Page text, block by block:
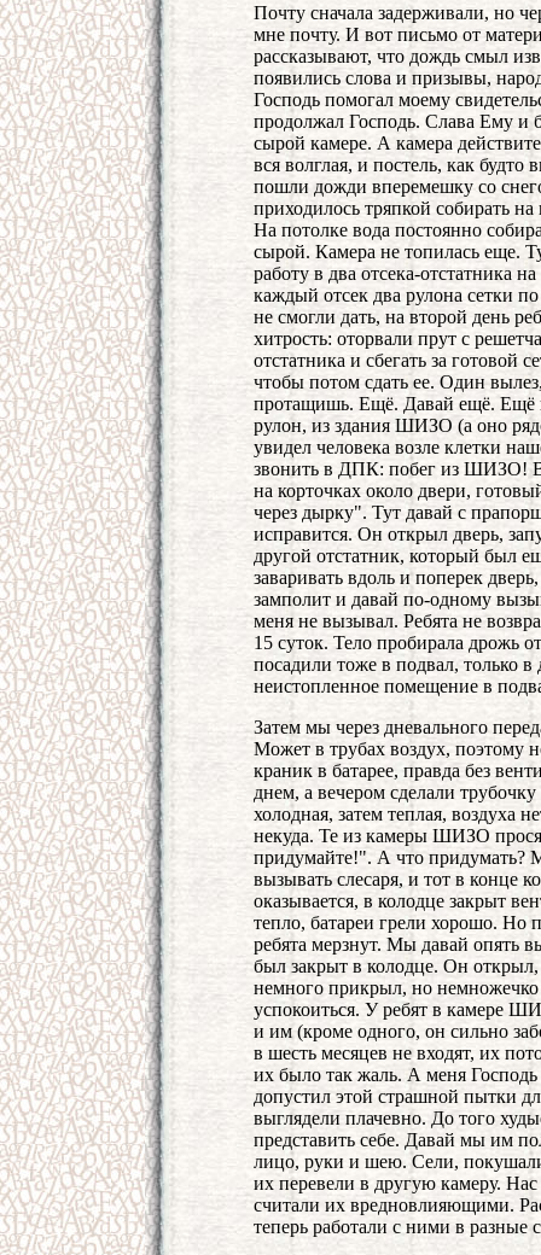
Почту сначала задерживали, но
мне почту. И вот письмо от
рассказывают, что дождь смыл
появились слова и призывы,
Господь помогал моему
продолжал Господь. Слава Ему и
сырой камере. А камера
вся волглая, и постель, как
пошли дожди вперемешку со
приходилось тряпкой собирать
На потолке вода постоянно
сырой. Камера не топилась еще.
работу в два отсека-отстатника
каждый отсек два рулона сетки
не смогли дать, на второй день
хитрость: оторвали прут с
отстатника и сбегать за готовой
чтобы потом сдать ее. Один
протащишь. Ещё. Давай ещё. Ещё
рулон, из здания ШИЗО (а оно
увидел человека возле клетки
звонить в ДПК: побег из ШИЗО!
на корточках около двери,
через дырку". Тут давай с
исправится. Он открыл дверь,
другой отстатник, который был
заваривать вдоль и поперек
замполит и давай по-одному
меня не вызывал. Ребята не
15 суток. Тело пробирала дрожь
посадили тоже в подвал, только
неистопленное помещение в
Затем мы через дневального
Может в трубах воздух, поэтому
краник в батарее, правда без
днем, а вечером сделали
холодная, затем теплая, воздуха
некуда. Те из камеры ШИЗО
придумайте!". А что придумать?
вызывать слесаря, и тот в конце
оказывается, в колодце закрыт
тепло, батареи грели хорошо. Но
ребята мерзнут. Мы давай опять
был закрыт в колодце. Он открыл,
немного прикрыл, но
успокоиться. У ребят в камере
и им (кроме одного, он сильно
в шесть месяцев не входят, их
их было так жаль. А меня
допустил этой страшной пытки
выглядели плачевно. До того
представить себе. Давай мы им
лицо, руки и шею. Сели,
их перевели в другую камеру.
считали их вредновлияющими.
теперь работали с ними в разные